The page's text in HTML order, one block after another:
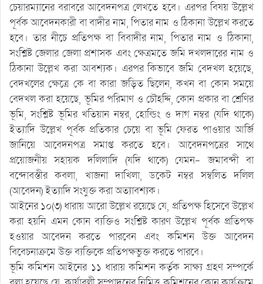
চেয়ারম্যানের বরাবরে আবেদনপত্র লেখতে হবে। এরপর বিষয় উল্লেখ
পূর্বক আবেদনকারী বা বাদীর নাম, পিতার নাম ও ঠিকানা উল্লেখ করতে
হবে। তার নীচে প্রতিপক্ষ বা বিবাদীর নাম, পিতার নাম ও ঠিকানা,
সংশ্লিষ্ট জেলার জেলা প্রশাসক এবং ক্ষেত্রমতে জমি দখলদারের নাম ও
ঠিকানা উল্লেখ করা আবশ্যক। এরপর কিভাবে জমি বেদখল হয়েছে,
বেদখলের ক্ষেত্রে কে বা কারা জড়িত ছিলেন, কখন বা কোন সময়ে
বেদখল করা হয়েছে, ভূমির পরিমাণ ও চৌহদ্দি, কোন প্রকার বা শ্রেণির
ভূমি, সংশ্লিষ্ট ভূমির খতিয়ান নম্বর, হোল্ডিং ও দাগ নম্বর (যদি থাকে)
ইত্যাদি উল্লেখ পূর্বক প্রতিকার চেয়ে বা ভূমি ফেরত পাওয়ার আর্জি
জানিয়ে আবেদনপত্র সমাপ্ত করতে হবে। আবেদনপত্রের সাথে
প্রয়োজনীয় সহায়ক দলিলাদি (যদি থাকে) যেমন- জমাবন্দী বা
বন্দোবস্তীর কবলা, খাজনা দাখিলা, ডকেট নম্বর সম্বলিত দলিল
(আবেদন) ইত্যাদি সংযুক্ত করা অত্যাবশ্যক।
আইনের ১০(৩) ধারায় আরো উল্লেখ রয়েছে যে, প্রতিপক্ষ হিসেবে উল্লেখ
করা হয়নি এমন কোন ব্যক্তিও সংশ্লিষ্ট কারণ উল্লেখ পূর্বক প্রতিপক্ষ
হওয়ার আবেদন করতে পারবেন এবং কমিশন উক্ত আবেদন
বিবেচনাক্রমে উক্ত ব্যক্তিকে প্রতিপক্ষভুক্ত করতে পারবে।
ভূমি কমিশন আইনের ১১ ধারায় কমিশন কর্তৃক সাক্ষ্য গ্রহণ সম্পর্কে